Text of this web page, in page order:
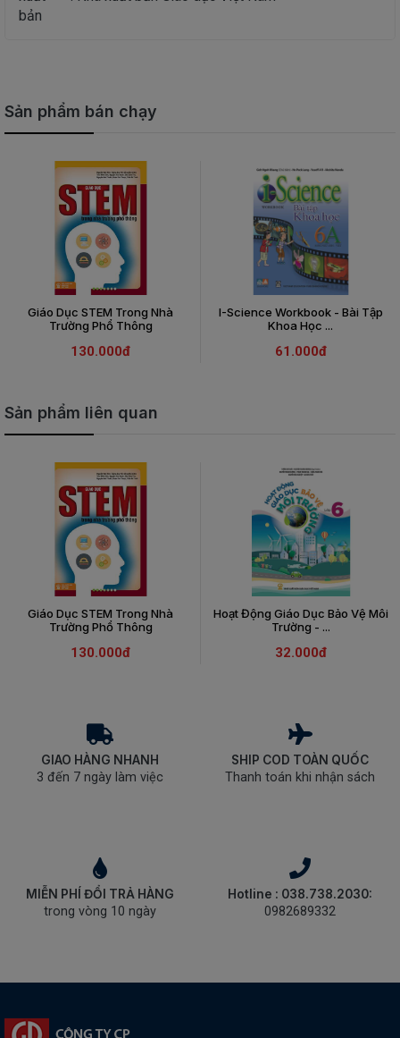
bản
Sản phẩm bán chạy
Giáo Dục STEM Trong Nhà
Trường Phổ Thông
130.000đ
I-Science Workbook - Bài Tập
Khoa Học ...
61.000đ
Sản phẩm liên quan
Giáo Dục STEM Trong Nhà
Trường Phổ Thông
130.000đ
Hoạt Động Giáo Dục Bảo Vệ Môi
Trường - ...
32.000đ
GIAO HÀNG NHANH
3 đến 7 ngày làm việc
SHIP COD TOÀN QUỐC
Thanh toán khi nhận sách
MIỄN PHÍ ĐỔI TRẢ HÀNG
trong vòng 10 ngày
Hotline : 038.738.2030:
0982689332